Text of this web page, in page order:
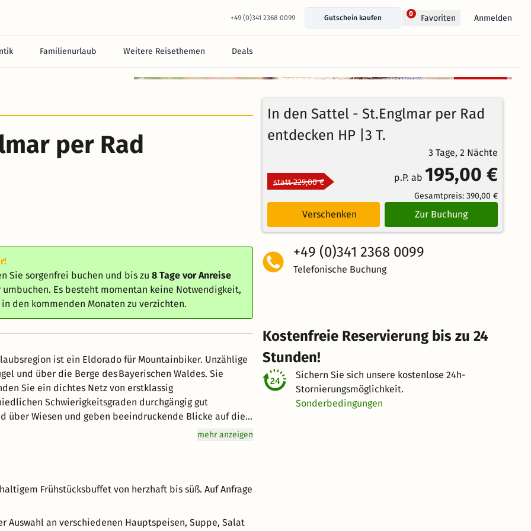
+49 (0)341 2368 0099 Gutschein kaufen
0 Favoriten Anmelden
Familienurlaub Weitere Reisethemen Deals
97%
Weiterempfehlung
Bewertungen
4.4/5
stornierbar
per Rad
Sie sorgenfrei buchen und bis zu8 Tage vor Anreise
Es besteht momentan keine Notwendigkeit,
den kommenden Monaten zu verzichten.
und über die Berge des Bayerischen Waldes. Sie
Sie ein dichtes Netz von erstklassig
Schwierigkeitsgraden durchgängig gut
über Wiesen und geben beeindruckende Blicke auf die
und Berggasthäuser zum Verweilen ein. Stärken
mehr anzeigen
Frühstücksbuffet von herzhaft bis süß. Auf Anfrage
an verschiedenen Hauptspeisen, Suppe, Salat
In den Sattel - St.Englmar per Rad
entdecken HP |3 T.
3 Tage, 2 Nächte
statt 229,00 € p.P. ab 195,00 €
Gesamtpreis: 390,00 €
Verschenken Zur Buchung
+49 (0)341 2368 0099
Telefonische Buchung
Kostenfreie Reservierung bis zu 24
Stunden!
Sichern Sie sich unsere kostenlose 24h-
Stornierungsmöglichkeit.
Sonderbedingungen